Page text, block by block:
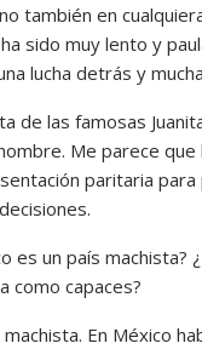
también en
sido muy lento y
lucha detrás y
de las famosas
Me parece
paritaria
es un país machista?
como capaces?
En México